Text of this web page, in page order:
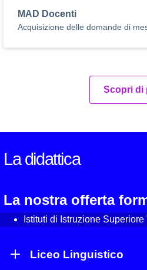
MAD Docenti
Acquisizione delle domande di
Scopri di
La didattica
La nostra offerta
Istituti di Istruzione
Liceo Linguistico